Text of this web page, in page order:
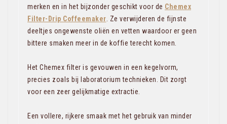
merken en in het bijzonder geschikt voor de Chemex
Filter-Drip Coffeemaker . Ze verwijderen de fijnste
deeltjes ongewenste oliën en vetten waardoor er geen
bittere smaken meer in de koffie terecht komen.
Het Chemex filter is gevouwen in een kegelvorm,
precies zoals bij laboratorium technieken. Dit zorgt
voor een zeer gelijkmatige extractie.
Een vollere, rijkere smaak met het gebruik van minder